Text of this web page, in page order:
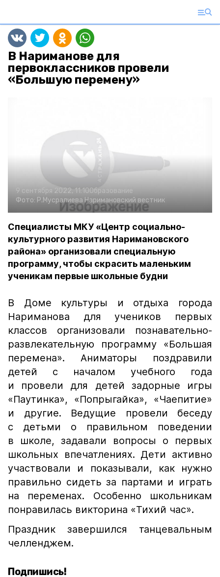
В Нариманове для
первоклассников провели
«Большую перемену»
9 сентября 2022, 11:10Образование
Фото: Р.Мусралиева Наримановский вестник
Специалисты МКУ «Центр социально-
культурного развития Наримановского
района» организовали специальную
программу, чтобы скрасить маленьким
ученикам первые школьные будни
В Доме культуры и отдыха города
Нариманова для учеников первых
классов организовали познавательно-
развлекательную программу «Большая
перемена». Аниматоры поздравили
детей с началом учебного года
и провели для детей задорные игры
«Паутинка», «Попрыгайка», «Чаепитие»
и другие. Ведущие провели беседу
с детьми о правильном поведении
в школе, задавали вопросы о первых
школьных впечатлениях. Дети активно
участвовали и показывали, как нужно
правильно сидеть за партами и играть
на переменах. Особенно школьникам
понравилась викторина «Тихий час».
Праздник завершился танцевальным
челленджем.
Подпишись!